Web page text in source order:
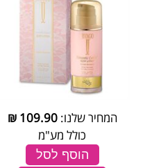
המחיר שלנו:109.90
₪
כולל מע"מ
הוסף לסל